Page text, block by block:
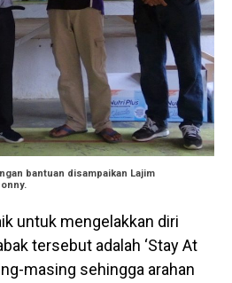
bantuan disampaikan Lajim
untuk mengelakkan diri
tersebut adalah ‘Stay At
masing sehingga arahan